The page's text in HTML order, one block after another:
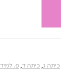
כיתה ג, כיתה ד,פ.